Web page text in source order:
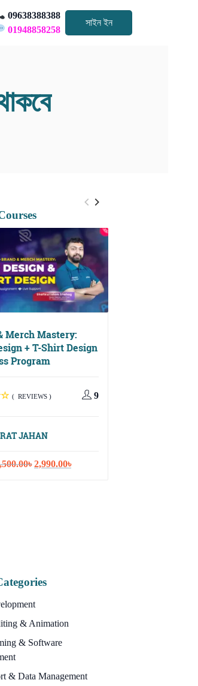
09638388388
01948858258
সাইন ইন
Merch Mastery:
+ T-Shirt Design
Program
( REVIEWS ) 9
JAHAN
৳ Original
2,990.00৳Current
& Animation
& Software
& Data Management